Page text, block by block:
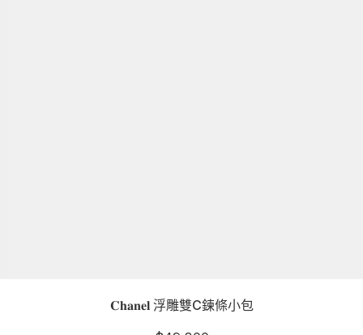
𝐂𝐡𝐚𝐧𝐞𝐥 浮雕雙C鍊條小包